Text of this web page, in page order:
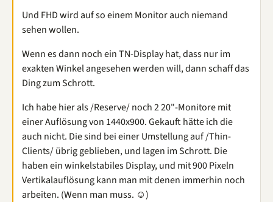
Und FHD wird auf so einem Monitor auch niemand
sehen wollen.
Wenn es dann noch ein TN-Display hat, dass nur im
exakten Winkel angesehen werden will, dann schaff das
Ding zum Schrott.
Ich habe hier als /Reserve/ noch 2 20"-Monitore mit
einer Auflösung von 1440x900. Gekauft hätte ich die
auch nicht. Die sind bei einer Umstellung auf /Thin-
Clients/ übrig geblieben, und lagen im Schrott. Die
haben ein winkelstabiles Display, und mit 900 Pixeln
Vertikalauflösung kann man mit denen immerhin noch
arbeiten. (Wenn man muss. ☺)